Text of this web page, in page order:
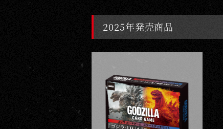
2025年発売商品